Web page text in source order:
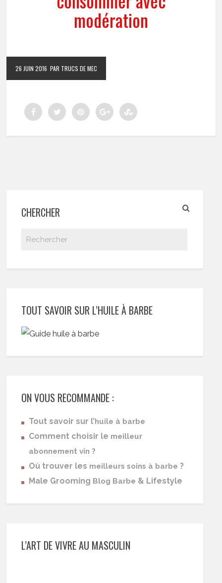
modération
26 JUIN 2016 PAR TRUCS DE MEC
CHERCHER
TOUT SAVOIR SUR L’HUILE À BARBE
ON VOUS RECOMMANDE :
Tout savoir sur l’ huile à barbe
Comment choisir le meilleur
abonnement vin ?
Où trouver les meilleurs soins à barbe ?
Male Grooming Blog Barbe & Lifestyle
L’ART DE VIVRE AU MASCULIN